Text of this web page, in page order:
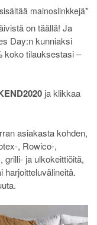
mainoslinkkejä*
on täällä! Ja
Day:n kunniaksi
koko tilauksestasi –
ja klikkaa
asiakasta kohden,
, Rowico-,
grilli- ja ulkokeittiöitä,
harjoitteluvälineitä.